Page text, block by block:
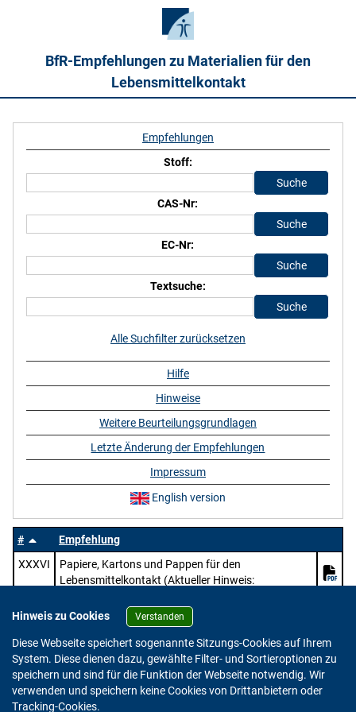
BfR-Empfehlungen zu Materialien für den
Lebensmittelkontakt
#
Empfehlung
XXXVI
Papiere, Kartons und Pappen für den
Lebensmittelkontakt (Aktueller Hinweis:
konsultation-pruefung-des-entwurfs-zur-
ueberarbeitung-der-bfr-empfehlungen-zu-papier-
karton-und-pappe-im-lebensmittelkontakt/)
Empfehlungen
Stoff:
CAS-Nr:
EC-Nr:
Textsuche:
Alle Suchfilter zurücksetzen
Hilfe
Hinweise
Weitere Beurteilungsgrundlagen
Letzte Änderung der Empfehlungen
Impressum
English version
Hinweis zu Cookies Verstanden
Diese Webseite speichert sogenannte Sitzungs-Cookies auf Ihrem
System. Diese dienen dazu, gewählte Filter- und Sortieroptionen zu
speichern und sind für die Funktion der Webseite notwendig. Wir
verwenden und speichern keine Cookies von Drittanbietern oder
Tracking-Cookies.